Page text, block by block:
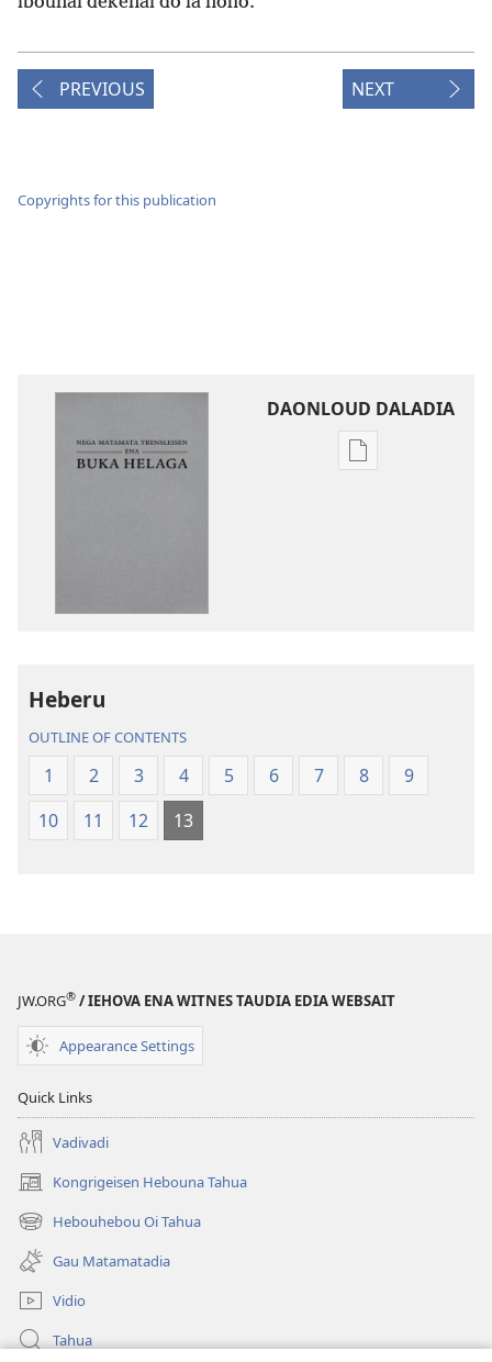
PREVIOUS NEXT
Copyrights for this publication
DAONLOUD DALADIA
Pablikeisen
(2013 Rivisen)
Heberu
OUTLINE OF CONTENTS
1 2 3 4 5 6 7 8
9
10
11 12 13
JW.ORG® / IEHOVA ENA WITNES TAUDIA EDIA WEBSAIT
Appearance Settings
Quick Links
Vadivadi
Kongrigeisen Hebouna Tahua
(uindo
matamata
do
ia
kehoa)
Hebouhebou Oi Tahua
(uindo
matamata
do
ia
kehoa)
Gau Matamatadia
Vidio
Tahua